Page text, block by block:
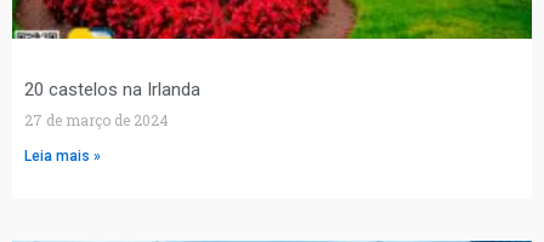
20 castelos na Irlanda
27 de março de 2024
Leia mais »